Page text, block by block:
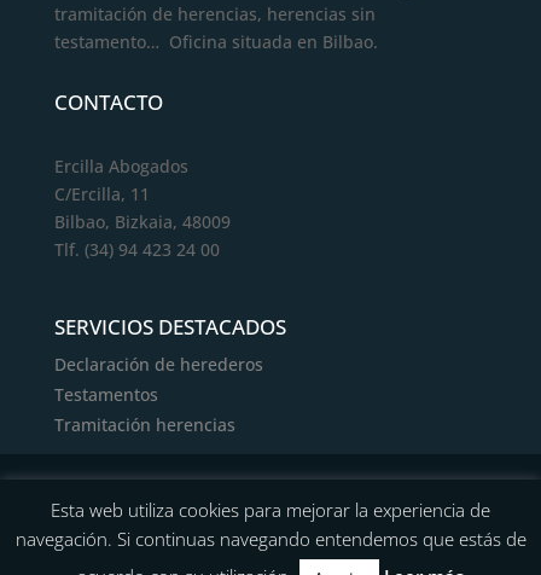
tramitación de herencias, herencias sin
testamento… Oficina situada en Bilbao.
CONTACTO
Ercilla Abogados
C/Ercilla, 11
Bilbao, Bizkaia, 48009
Tlf. (34) 94 423 24 00
SERVICIOS DESTACADOS
Declaración de herederos
Testamentos
Tramitación herencias
Copyright © 2021 Ercilla Abogados. Todos los
derechos reservados | Aviso Legal|Política de
Política de Privacidad
Esta web utiliza cookies para mejorar la experiencia de
navegación. Si continuas navegando entendemos que estás de